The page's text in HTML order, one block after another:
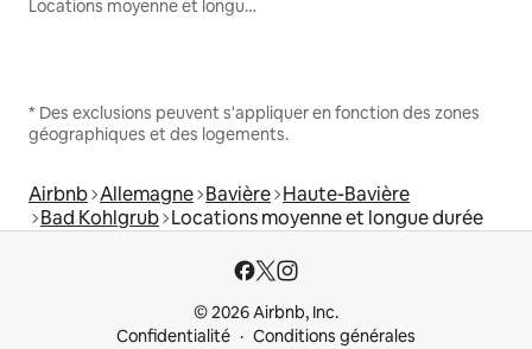
Locations moyenne et longue durée
* Des exclusions peuvent s'appliquer en fonction des zones
géographiques et des logements.
Airbnb Allemagne Bavière Haute-Bavière
Bad Kohlgrub Locations moyenne et longue durée
© 2026 Airbnb, Inc.
Confidentialité
Conditions générales